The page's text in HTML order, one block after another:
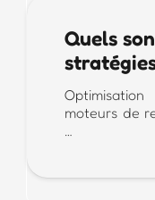
Quels
moteurs de
…